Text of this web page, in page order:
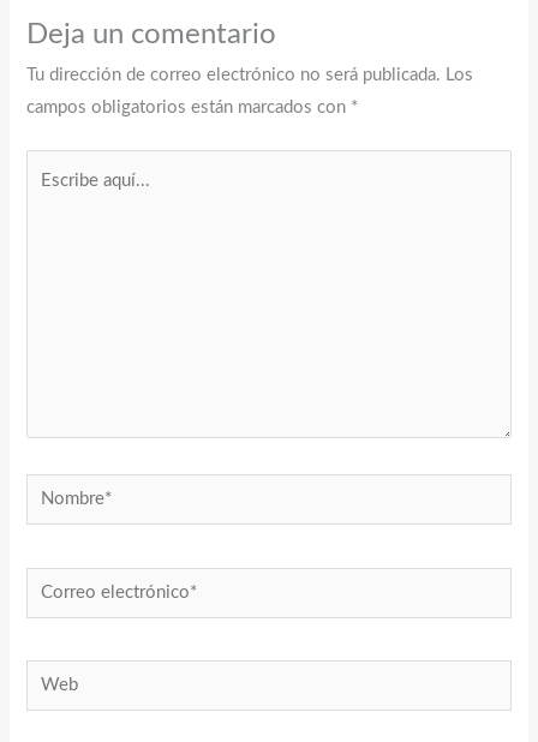
Deja un comentario
Tu dirección de correo electrónico no será publicada. Los
campos obligatorios están marcados con *
Nombre*
Correo
electrónico*
Web